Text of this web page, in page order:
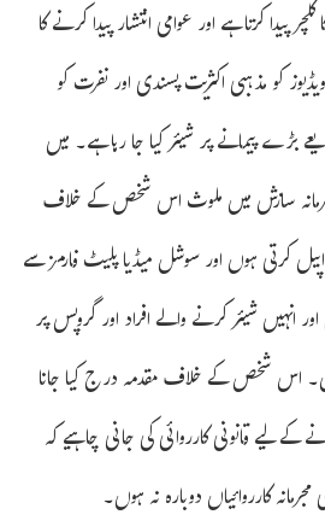
پیدا کرتا ہے اور عوامی انتشار پیدا کرنے کا
کو مذہبی اکثریت پسندی اور نفرت کو
بڑے پیمانے پر شیئر کیا جا رہا ہے۔ میں
سازش میں ملوث اس شخص کے خلاف
کرتی ہوں اور سوشل میڈیا پلیٹ فارمز سے
انہیں شیئر کرنے والے افراد اور گروپس پر
اس شخص کے خلاف مقدمہ درج کیا جانا
کے لیے قانونی کارروائی کی جانی چاہیے کہ
کارروائیاں دوبارہ نہ ہوں۔